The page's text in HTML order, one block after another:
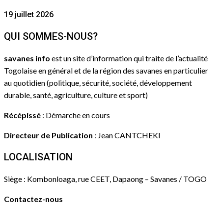
19 juillet 2026
QUI SOMMES-NOUS?
savanes info est un site d’information qui traite de l’actualité
Togolaise en général et de la région des savanes en particulier
au quotidien (politique, sécurité, société, développement
durable, santé, agriculture, culture et sport)
Récépissé : Démarche en cours
Directeur de Publication : Jean CANTCHEKI
LOCALISATION
Siège : Kombonloaga, rue CEET, Dapaong – Savanes / TOGO
Contactez-nous